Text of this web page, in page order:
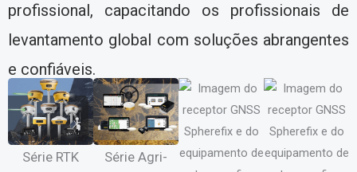
profissional, capacitando os profissionais de
levantamento global com soluções abrangentes
e confiáveis.
Série RTK
Série Agri-